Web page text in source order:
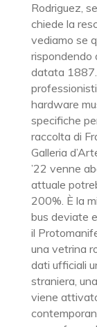
Rodriguez,
chiede la
vediamo se
rispondendo
datata
hardware
specifiche
raccolta di
Galleria
’22 venne
attuale
200%. È la
bus deviate
il
una vetrina
dati ufficiali
straniera,
viene